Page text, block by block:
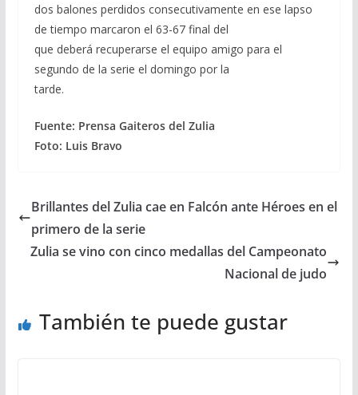
dos balones perdidos consecutivamente en ese lapso
de tiempo marcaron el 63-67 final del
que deberá recuperarse el equipo amigo para el
segundo de la serie el domingo por la
tarde.
Fuente: Prensa Gaiteros del Zulia
Foto: Luis Bravo
Brillantes del Zulia cae en Falcón ante Héroes en el
primero de la serie
Zulia se vino con cinco medallas del Campeonato
Nacional de judo
También te puede gustar